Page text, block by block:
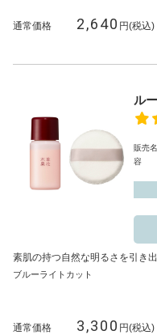
通常価格 2,640 円(税込)
ル
販売
容
素肌の持つ自然な明るさを引き
ブルーライトカット
通常価格 3,300 円(税込)